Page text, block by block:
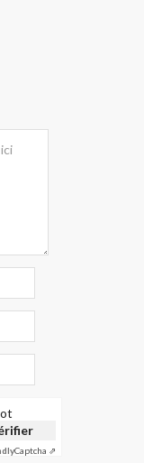
Captcha ⇗